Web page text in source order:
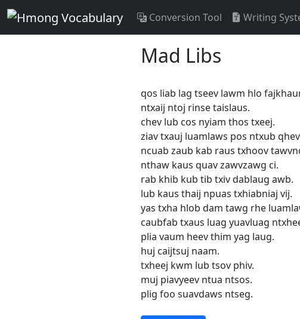
Conversion Tool Writing
Mad Libs
qos liab lag tseev lawm hlo
ntxaij ntoj rinse taislaus.
chev lub cos nyiam thos txeej.
ziav txauj luamlaws pos ntxub
ncuab zaub kab raus txhoov
nthaw kaus quav zawvzawg ci.
rab khib kub tib txiv dablaug awb.
lub kaus thaij npuas txhiabniaj vij.
yas txha hlob dam tawg rhe
caubfab txaus luag yuavluag
plia vaum heev thim yag laug.
huj caijtsuj naam.
txheej kwm lub tsov phiv.
muj piavyeev ntua ntsos.
plig foo suavdaws ntseg.